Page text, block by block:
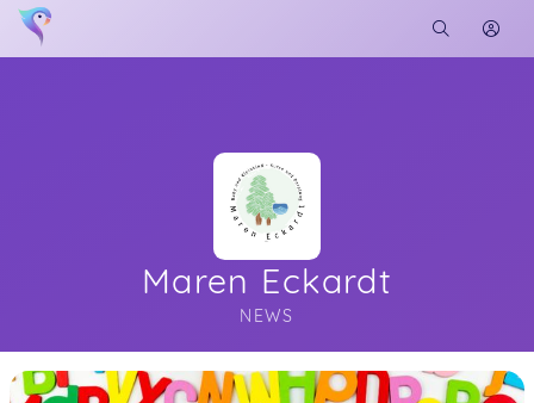
Maren Eckardt
NEWS
Soon you will learn more about me here...